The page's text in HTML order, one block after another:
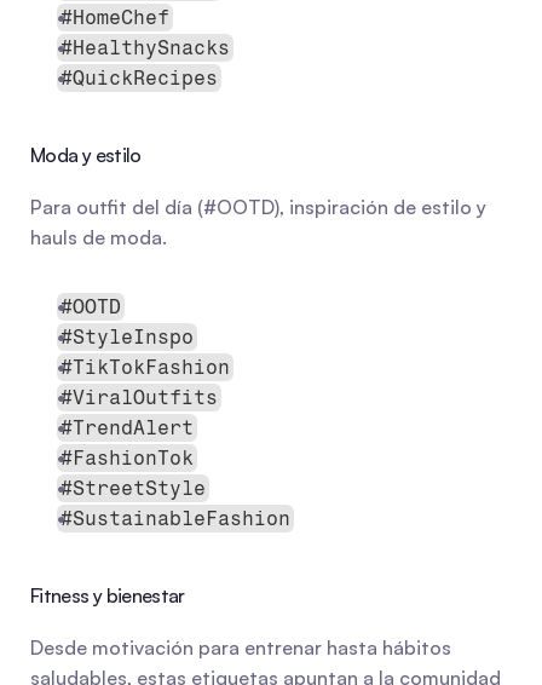
#HomeChef
#HealthySnacks
#QuickRecipes
Moda y estilo
Para outfit del día (#OOTD), inspiración de estilo y
hauls de moda.
#OOTD
#StyleInspo
#TikTokFashion
#ViralOutfits
#TrendAlert
#FashionTok
#StreetStyle
#SustainableFashion
Fitness y bienestar
Desde motivación para entrenar hasta hábitos
saludables, estas etiquetas apuntan a la comunidad